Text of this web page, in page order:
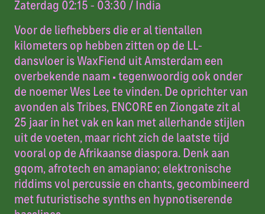
Zaterdag 02:15 - 03:30 / India
Voor de liefhebbers die er al tientallen
kilometers op hebben zitten op de LL-
dansvloer is WaxFiend uit Amsterdam een
overbekende naam – tegenwoordig ook onder
de noemer Wes Lee te vinden. De oprichter van
avonden als Tribes, ENCORE en Ziongate zit al
25 jaar in het vak en kan met allerhande stijlen
uit de voeten, maar richt zich de laatste tijd
vooral op de Afrikaanse diaspora. Denk aan
gqom, afrotech en amapiano; elektronische
riddims vol percussie en chants, gecombineerd
met futuristische synths en hypnotiserende